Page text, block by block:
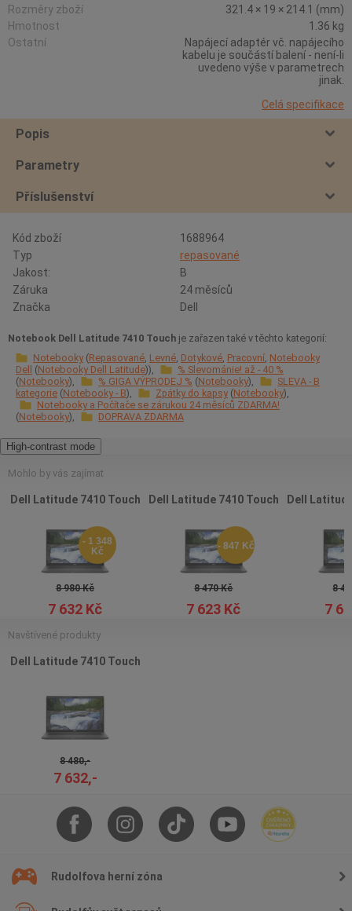
Rozměry zboží
321.4 × 19 × 214.1 (mm)
Hmotnost
1.36 kg
Ostatní
Napájecí adaptér vč. napájecího
kabelu je součástí balení - není-li
uvedeno výše v parametrech
jinak.
Celá specifikace
Popis
Parametry
Příslušenství
Kód zboží
1688964
Typ
repasované
Jakost:
B
Záruka
24 měsíců
Značka
Dell
Notebook Dell Latitude 7410 Touch je zařazen také v těchto kategorií:
Notebooky Repasované Levné Dotykové Pracovní Notebooky
Dell
Notebooky Dell Latitude
% Slevománie! až - 40 %
Notebooky
% GIGA VÝPRODEJ % Notebooky
SLEVA - B
kategorie Notebooky - B Zpátky do kapsy Notebooky
Notebooky a Počítače se zárukou 24 měsíců ZDARMA!
Notebooky
DOPRAVA ZDARMA
High-contrast mode
Mohlo by vás zajímat
Dell Latitude 7410 Touch
- 1 348
Kč
8 980 Kč
7 632 Kč
Dell Latitude 7410 Touch
- 847 Kč
8 470 Kč
7 623 Kč
Dell
8
7
Navštívené produkty
Dell Latitude 7410 Touch
8 480,-
7 632,-
Rudolfova herní zóna